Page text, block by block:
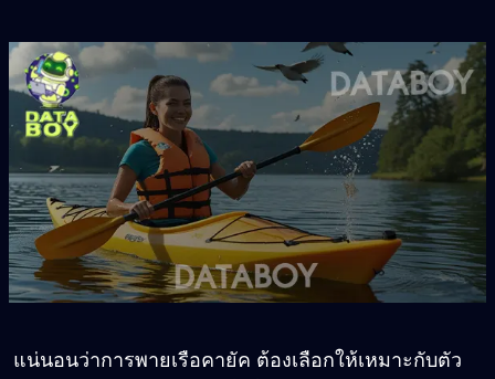
แน่นอนว่าการพายเรือคายัค ต้องเลือกให้เหมาะกับตัว